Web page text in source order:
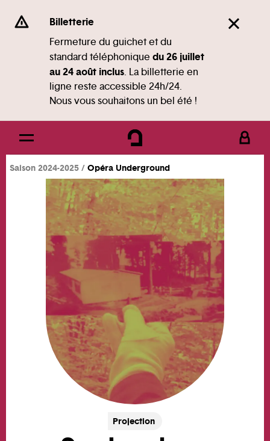
Se rendre au
Contenu principal
Pied de page
Billetterie
Fermeture du guichet et du
standard téléphonique du 26 juillet
au 24 août inclus. La billetterie en
ligne reste accessible 24h/24.
Nous vous souhaitons un bel été !
Saison 2024-2025 Opéra Underground
Projection